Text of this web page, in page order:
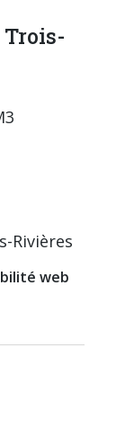
Trois-
Rivières
web